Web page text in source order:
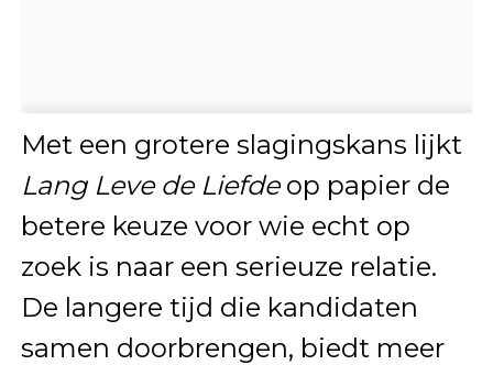
Met een grotere slagingskans lijkt
Lang Leve de Liefdeop papier de
betere keuze voor wie echt op
zoek is naar een serieuze relatie.
De langere tijd die kandidaten
samen doorbrengen, biedt meer